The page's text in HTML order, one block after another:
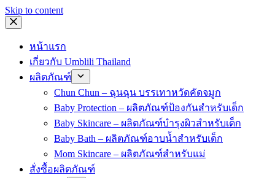
Skip to content
หน้าแรก
เกี่ยวกับ Umblili Thailand
ผลิตภัณฑ์
Chun Chun – ฉุนฉุน บรรเทาหวัดคัดจมูก
Baby Protection – ผลิตภัณฑ์ป้องกันสำหรับเด็ก
Baby Skincare – ผลิตภัณฑ์บำรุงผิวสำหรับเด็ก
Baby Bath – ผลิตภัณฑ์อาบน้ำสำหรับเด็ก
Mom Skincare – ผลิตภัณฑ์สำหรับแม่
สั่งซื้อผลิตภัณฑ์